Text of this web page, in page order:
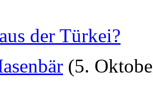
der Türkei?
(5.